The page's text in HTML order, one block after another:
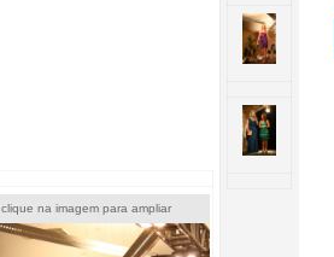
clique na imagem para ampliar